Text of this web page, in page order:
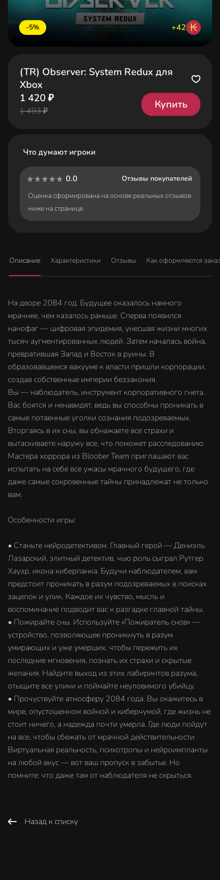
-5% +42 ₭
(TR) Observer: System Redux для
Xbox
1 420 ₽
1 493 ₽
Купить
Что думают игроки
0.0
Отзывы покупателей
Оценка сформирована на основе реальных отзывов
ниже на странице.
Описание Характеристики Отзывы Как оформляются
На дворе 2084 год. Будущее оказалось намного
мрачнее, чем казалось раньше. Сперва появился
нанофаг — цифровая эпидемия, унесшая жизни многих
тысяч аугментированных людей. Затем началась война,
превратившая Запад и Восток в руины. В
образовавшемся вакууме к власти пришли корпорации,
создав собственные империи беззакония.
Вы — наблюдатель, инструмент корпоративного гнета.
Вас боятся и ненавидят, ведь вы способны проникать в
самые потаенные уголки сознания подозреваемых.
Вторгаясь в их сны, вы обнажаете все страхи и
вытаскиваете наружу все, что поможет расследованию.
Мастера хоррора из Bloober Team приглашают вас
испытать на себе все ужасы мрачного будущего, где
даже самые сокровенные тайны принадлежат не только
вам.
Особенности игры:
• Станьте нейродетективом. Главный герой — Дениэль
Лазарский, элитный детектив, чью роль сыграл Рутгер
Хауэр, икона киберпанка. Будучи наблюдателем, вам
предстоит проникать в разум подозреваемых в поисках
зацепок и улик. Каждое их чувство, мысль и
воспоминание подводит вас к разгадке главной тайны.
• Пожирайте сны. Используйте «Пожиратель снов» —
устройство, позволяющее проникнуть в разум
умирающих и уже умерших, чтобы пережить их
последние мгновения, познать их страхи и скрытые
желания. Найдите выход из этих лабиринтов разума,
отыщите все улики и поймайте неуловимого убийцу.
• Прочуствуйте атмосферу 2084 года. Вы окажитесь в
мире, опустошенном войной и киберчумой, где жизнь не
стоит ничего, а надежда почти умерла. Где люди пойдут
на все, чтобы сбежать от мрачной действительности.
Виртуальная реальность, психотропы и нейроимпланты
на любой вкус — вот ваш пропуск в забытье. Но
помните: что даже там от наблюдателя не скрыться.
Назад к списку